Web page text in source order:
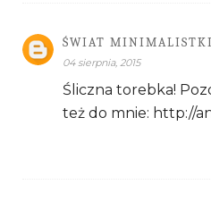
ŚWIAT MINIMALISTKI
04 sierpnia, 2015
Śliczna torebka!
też do mnie: http://